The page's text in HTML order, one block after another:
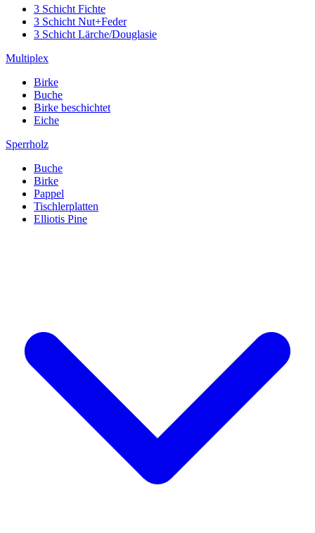
3 Schicht Fichte
3 Schicht Nut+Feder
3 Schicht Lärche/Douglasie
Multiplex
Birke
Buche
Birke beschichtet
Eiche
Sperrholz
Buche
Birke
Pappel
Tischlerplatten
Elliotis Pine